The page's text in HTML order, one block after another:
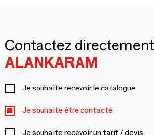
Contactez directement
ALANKARAM
Je souhaite recevoir le catalogue
Je souhaite être contacté
Je souhaite recevoir un tarif / devis